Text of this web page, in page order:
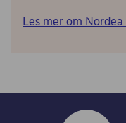
Les mer om